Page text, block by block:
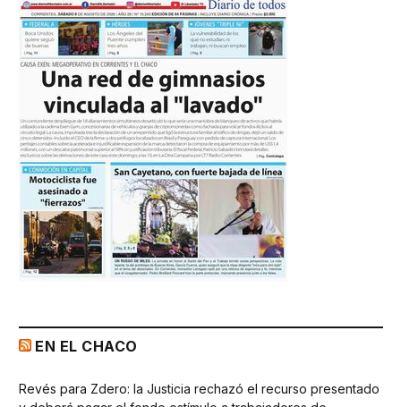
EN EL CHACO
Revés para Zdero: la Justicia rechazó el recurso presentado